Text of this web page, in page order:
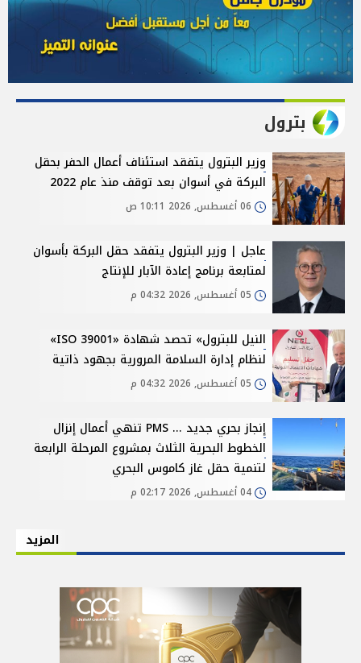
بترول
وزير البترول يتفقد استئناف أعمال الحفر بحقل
البركة في أسوان بعد توقف منذ عام 2022
عاجل | وزير البترول يتفقد حقل البركة بأسوان
لمتابعة برنامج إعادة الآبار للإنتاج
النيل للبترول» تحصد شهادة «ISO 39001»
لنظام إدارة السلامة المرورية بجهود ذاتية
إنجاز بحري جديد ... PMS تنهي أعمال إنزال
الخطوط البحرية الثلاث بمشروع المرحلة الرابعة
لتنمية حقل غاز كاموس البحري
المزيد